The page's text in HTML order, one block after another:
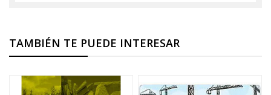
TAMBIÉN TE PUEDE INTERESAR